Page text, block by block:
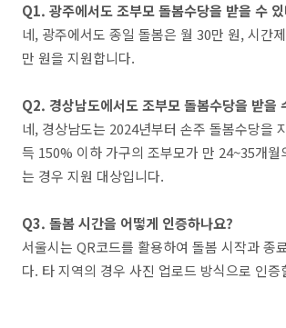
Q1. 광주에서도 조부모 돌봄수당을 받을 수
네, 광주에서도 종일 돌봄은 월 30만 원, 시간
만 원을 지원합니다​.
Q2. 경상남도에서도 조부모 돌봄수당을 받을
네, 경상남도는 2024년부터 손주 돌봄수당을
득 150% 이하 가구의 조부모가 만 24~35개월
는 경우 지원 대상입니다.
Q3. 돌봄 시간을 어떻게 인증하나요?
서울시는 QR코드를 활용하여 돌봄 시작과 종
다. 타 지역의 경우 사진 업로드 방식으로 인증